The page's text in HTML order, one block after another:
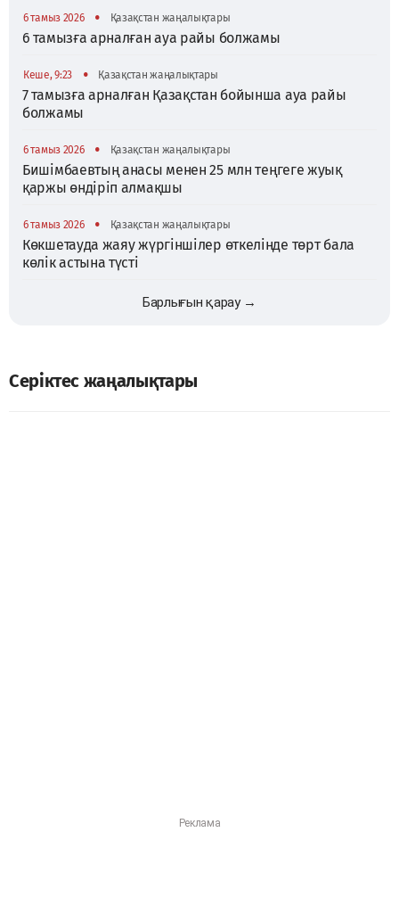
6 тамыз 2026 • Қазақстан жаңалықтары
6 тамызға арналған ауа райы болжамы
Кеше, 9:23 • Қазақстан жаңалықтары
7 тамызға арналған Қазақстан бойынша ауа райы
болжамы
6 тамыз 2026 • Қазақстан жаңалықтары
Бишімбаевтың анасы менен 25 млн теңгеге жуық
қаржы өндіріп алмақшы
6 тамыз 2026 • Қазақстан жаңалықтары
Көкшетауда жаяу жүргіншілер өткелінде төрт бала
көлік астына түсті
Барлығын қарау →
Серіктес жаңалықтары